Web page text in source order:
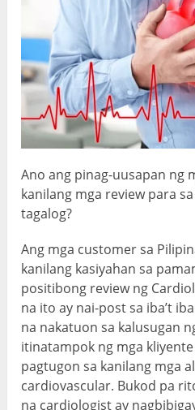
Ano ang pinag-uusapan ng
kanilang mga review para
tagalog?
Ang mga customer sa
kanilang kasiyahan sa
positibong review ng
na ito ay nai-post sa iba’t
na nakatuon sa kalusugan
itinatampok ng mga
pagtugon sa kanilang mga
cardiovascular. Bukod pa
na cardiologist ay